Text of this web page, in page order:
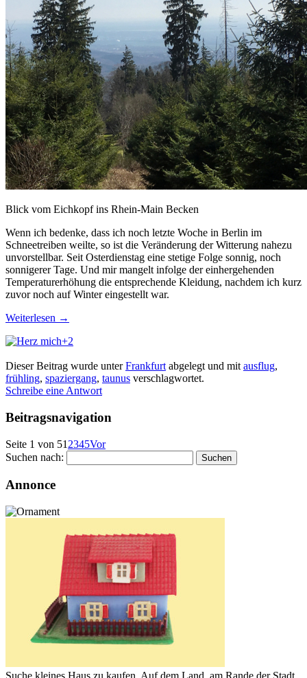
Blick vom Eichkopf ins Rhein-Main Becken
Wenn ich bedenke, dass ich noch letzte Woche in Berlin im
Schneetreiben weilte, so ist die Veränderung der Witterung nahezu
unvorstellbar. Seit Osterdienstag eine stetige Folge sonnig, noch
sonnigerer Tage. Und mir mangelt infolge der einhergehenden
Temperaturerhöhung die entsprechende Kleidung, nachdem ich kurz
zuvor noch auf Winter eingestellt war.
Weiterlesen →
+2
Dieser Beitrag wurde unterFrankfurt abgelegt und mit ausflug,
frühling, spaziergang, taunus verschlagwortet.
Schreibe eine Antwort
Beitragsnavigation
Seite 1 von 51 2345Vor
Suchen nach:
Annonce
Suche kleines Haus zu kaufen. Auf dem Land, am Rande der Stadt.